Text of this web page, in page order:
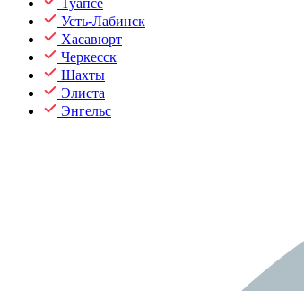
Туапсе
Усть-Лабинск
Хасавюрт
Черкесск
Шахты
Элиста
Энгельс